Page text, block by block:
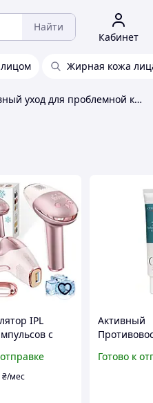
Найти
Кабинет
лицом Жирная кожа
Активный уход для проблемной кожи лица
IPL
с
волос,
и
₴/мес
Активный
Готово к